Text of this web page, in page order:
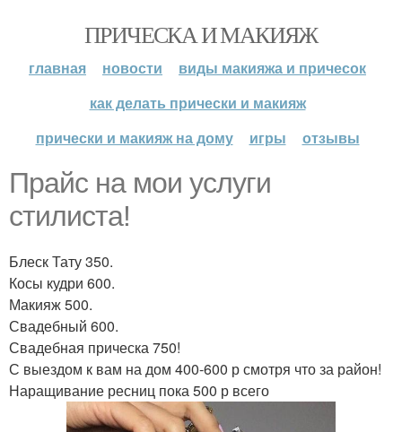
ПРИЧЕСКА И МАКИЯЖ
главная новости
виды макияжа и причесок
как делать прически и макияж
прически и макияж на дому
игры отзывы
Прайс на мои услуги
стилиста!
Блеск Тату 350.
Косы кудри 600.
Макияж 500.
Свадебный 600.
Свадебная прическа 750!
С выездом к вам на дом 400-600 р смотря что за район!
Наращивание ресниц пока 500 р всего